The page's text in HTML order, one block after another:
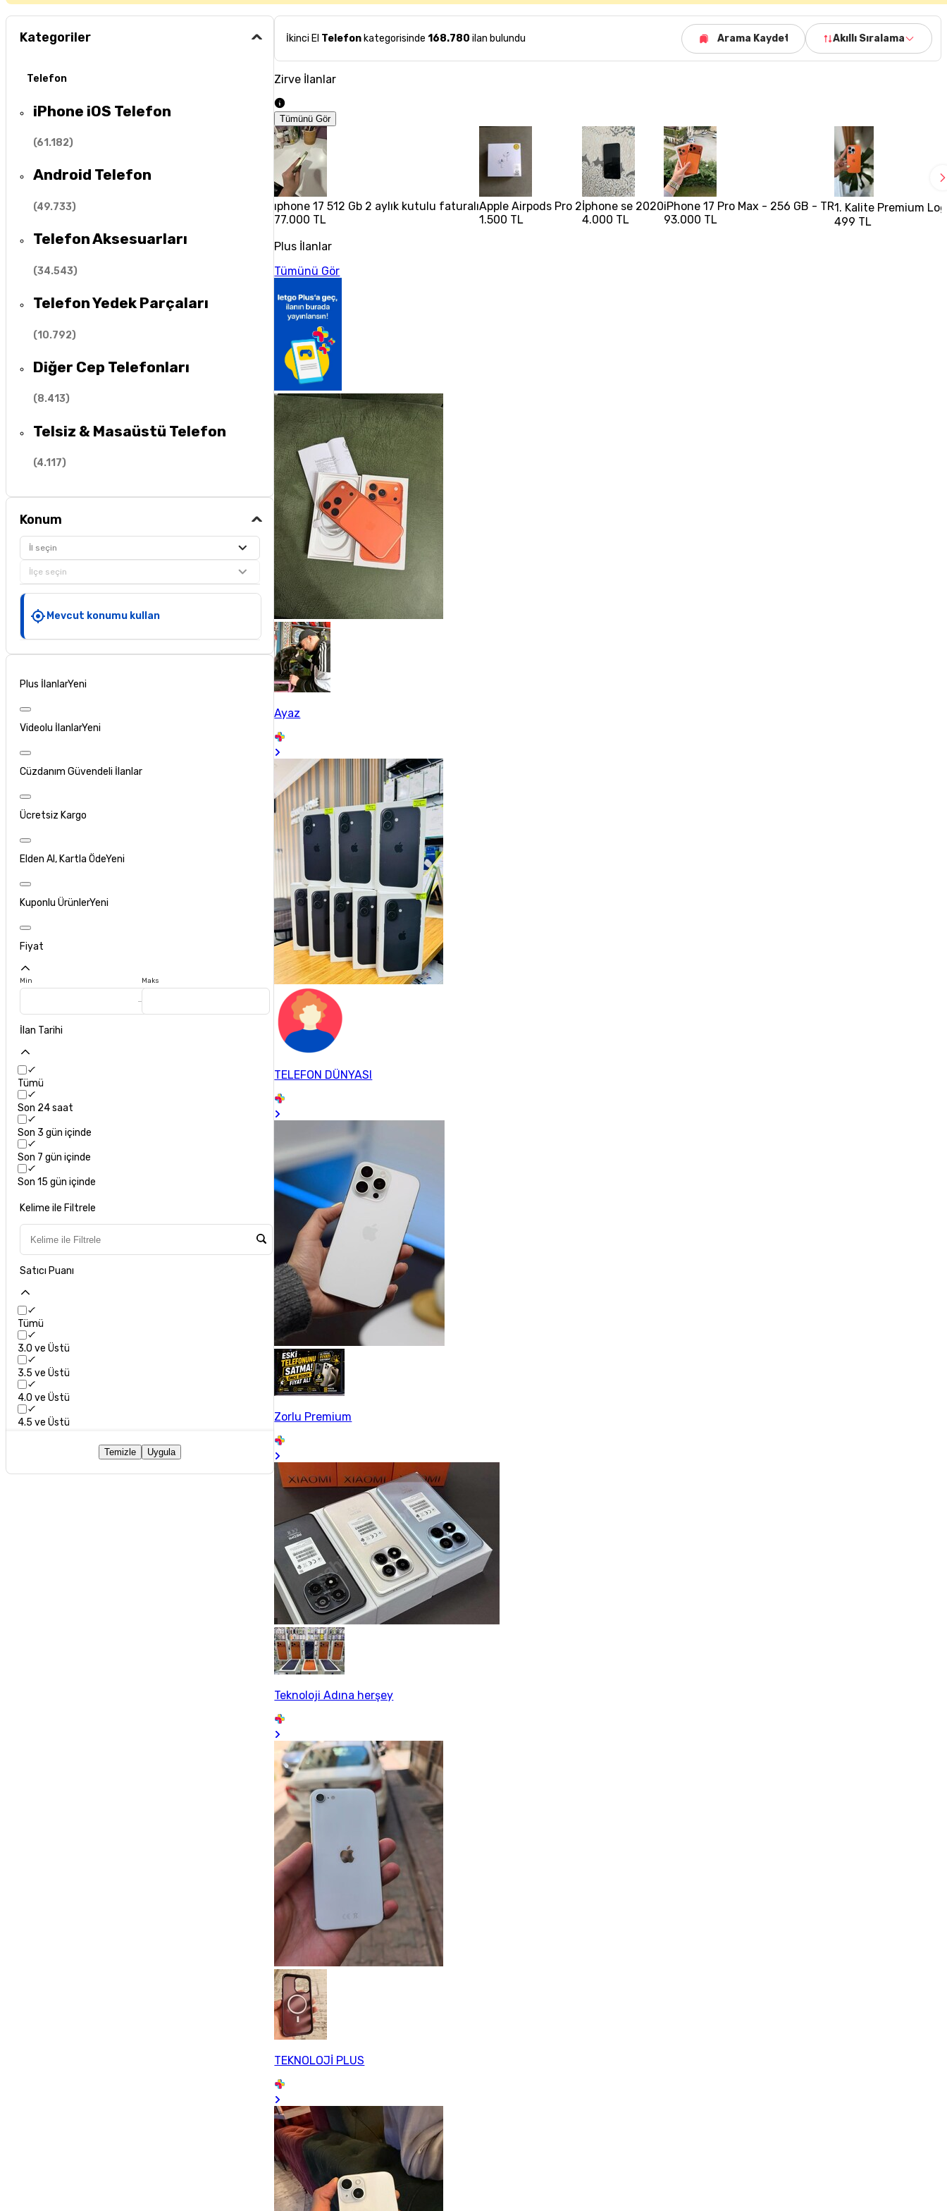
Kategoriler
Telefon
iPhone iOS Telefon
(61.182)
Android Telefon
(49.733)
Telefon Aksesuarları
(34.543)
Telefon Yedek Parçaları
(10.792)
Diğer Cep Telefonları
(8.413)
Telsiz & Masaüstü Telefon
(4.117)
Konum
İl seçin
İlçe seçin
Mevcut konumu kullan
Plus İlanlarYeni
Videolu İlanlarYeni
Cüzdanım Güvendeli İlanlar
Ücretsiz Kargo
Elden Al, Kartla ÖdeYeni
Kuponlu ÜrünlerYeni
Fiyat
Min Maks
İlan Tarihi
Tümü
Son 24 saat
Son 3 gün içinde
Son 7 gün içinde
Son 15 gün içinde
Kelime ile Filtrele
Satıcı Puanı
Tümü
3.0 ve Üstü
3.5 ve Üstü
4.0 ve Üstü
4.5 ve Üstü
Temizle Uygula
İkinci El Telefon kategorisinde 168.780 ilan bulundu Arama Kaydet Akıllı Sıralama
Zirve İlanlar
Tümünü Gör
ıphone 17 512 Gb 2 aylık kutulu faturalı
77.000 TL
Apple Airpods Pro 2
1.500 TL
İphone se 2020
4.000 TL
iPhone 17 Pro Max - 256 GB - TR
93.000 TL
1. Kalite Premium
499 TL
Plus İlanlar
Tümünü Gör
Ayaz
TELEFON DÜNYASI
Zorlu Premium
Teknoloji Adına herşey
TEKNOLOJİ PLUS